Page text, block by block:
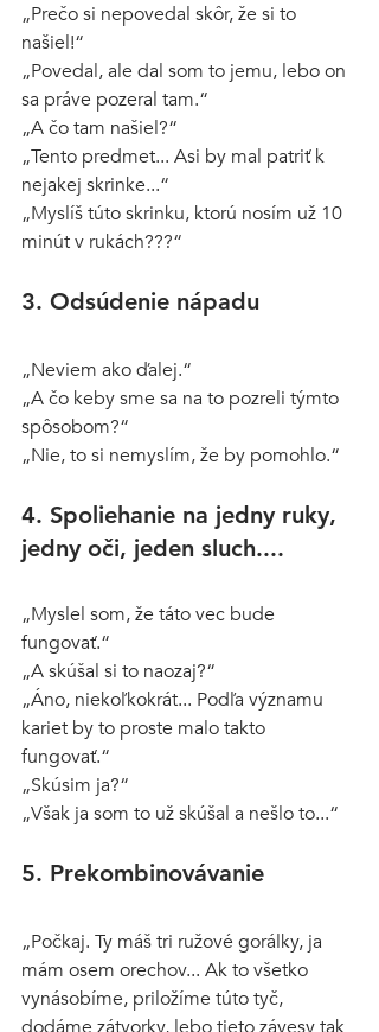
„Prečo si nepovedal skôr, že si to
našiel!“
„Povedal, ale dal som to jemu, lebo on
sa práve pozeral tam.“
„A čo tam našiel?“
„Tento predmet... Asi by mal patriť k
nejakej skrinke...“
„Myslíš túto skrinku, ktorú nosím už 10
minút v rukách???“
3. Odsúdenie nápadu
„Neviem ako ďalej.“
„A čo keby sme sa na to pozreli týmto
spôsobom?“
„Nie, to si nemyslím, že by pomohlo.“
4. Spoliehanie na jedny ruky,
jedny oči, jeden sluch....
„Myslel som, že táto vec bude
fungovať.“
„A skúšal si to naozaj?“
„Áno, niekoľkokrát... Podľa významu
kariet by to proste malo takto
fungovať.“
„Skúsim ja?“
„Však ja som to už skúšal a nešlo to...“
5. Prekombinovávanie
„Počkaj. Ty máš tri ružové gorálky, ja
mám osem orechov... Ak to všetko
vynásobíme, priložíme túto tyč,